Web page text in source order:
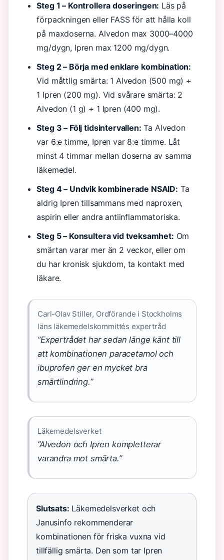
Steg 1 – Kontrollera doseringen: Läs på
förpackningen eller FASS för att hålla koll
på maxdoserna. Alvedon max 3000–4000
mg/dygn, Ipren max 1200 mg/dygn.
Steg 2 – Börja med enklare kombination:
Vid måttlig smärta: 1 Alvedon (500 mg) +
1 Ipren (200 mg). Vid svårare smärta: 2
Alvedon (1 g) + 1 Ipren (400 mg).
Steg 3 – Följ tidsintervallen: Ta Alvedon
var 6:e timme, Ipren var 8:e timme. Låt
minst 4 timmar mellan doserna av samma
läkemedel.
Steg 4 – Undvik kombinerade NSAID: Ta
aldrig Ipren tillsammans med naproxen,
aspirin eller andra antiinflammatoriska.
Steg 5 – Konsultera vid tveksamhet: Om
smärtan varar mer än 2 veckor, eller om
du har kronisk sjukdom, ta kontakt med
läkare.
Carl-Olav Stiller, Ordförande i Stockholms
läns läkemedelskommittés expertråd
”Expertrådet har sedan länge känt till
att kombinationen paracetamol och
ibuprofen ger en mycket bra
smärtlindring.”
Läkemedelsverket
”Alvedon och Ipren kompletterar
varandra mot smärta.”
Slutsats: Läkemedelsverket och
Janusinfo rekommenderar
kombinationen för friska vuxna vid
tillfällig smärta. Den som tar Ipren